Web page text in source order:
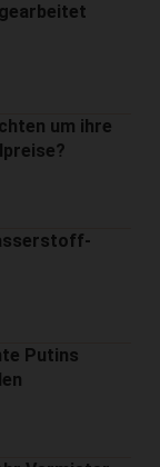
um ihre
Putins